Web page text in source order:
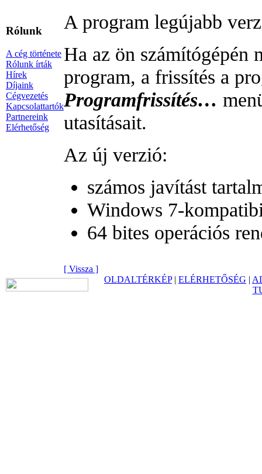
Rólunk
A cég története
Rólunk írták
Hírek
Díjaink
Cégvezetés
Kapcsolattartók
Partnereink
Elérhetőség
A program legújabb
Ha az ön számítógépén
program, a frissítés a
Programfrissítés…
utasításait.
Az új verzió:
számos javítást
Windows 7-
64 bites operációs
[ Vissza ]
OLDALTÉRKÉP| ELÉRHETŐSÉG |